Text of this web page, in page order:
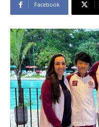
Facebook